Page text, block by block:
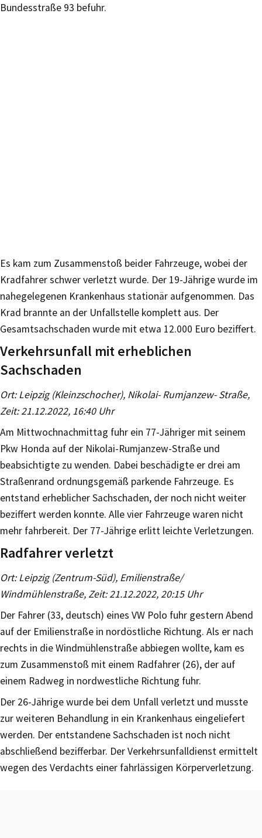
Bundesstraße 93 befuhr.
Es kam zum Zusammenstoß beider Fahrzeuge, wobei der
Kradfahrer schwer verletzt wurde. Der 19-Jährige wurde im
nahegelegenen Krankenhaus stationär aufgenommen. Das
Krad brannte an der Unfallstelle komplett aus. Der
Gesamtsachschaden wurde mit etwa 12.000 Euro beziffert.
Verkehrsunfall mit erheblichen
Sachschaden
Ort: Leipzig (Kleinzschocher), Nikolai- Rumjanzew- Straße,
Zeit: 21.12.2022, 16:40 Uhr
Am Mittwochnachmittag fuhr ein 77-Jähriger mit seinem
Pkw Honda auf der Nikolai-Rumjanzew-Straße und
beabsichtigte zu wenden. Dabei beschädigte er drei am
Straßenrand ordnungsgemäß parkende Fahrzeuge. Es
entstand erheblicher Sachschaden, der noch nicht weiter
beziffert werden konnte. Alle vier Fahrzeuge waren nicht
mehr fahrbereit. Der 77-Jährige erlitt leichte Verletzungen.
Radfahrer verletzt
Ort: Leipzig (Zentrum-Süd), Emilienstraße/
Windmühlenstraße, Zeit: 21.12.2022, 20:15 Uhr
Der Fahrer (33, deutsch) eines VW Polo fuhr gestern Abend
auf der Emilienstraße in nordöstliche Richtung. Als er nach
rechts in die Windmühlenstraße abbiegen wollte, kam es
zum Zusammenstoß mit einem Radfahrer (26), der auf
einem Radweg in nordwestliche Richtung fuhr.
Der 26-Jährige wurde bei dem Unfall verletzt und musste
zur weiteren Behandlung in ein Krankenhaus eingeliefert
werden. Der entstandene Sachschaden ist noch nicht
abschließend bezifferbar. Der Verkehrsunfalldienst ermittelt
wegen des Verdachts einer fahrlässigen Körperverletzung.